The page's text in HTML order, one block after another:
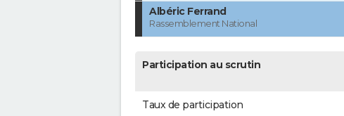
Albéric Ferrand
Rassemblement National
Participation au scrutin
Taux de participation